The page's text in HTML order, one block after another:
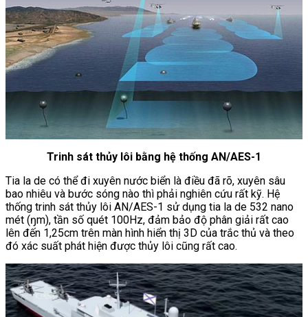
Trinh sát thủy lôi bằng hệ thống AN/AES-1
Tia la de có thể đi xuyên nước biển là điều đã rõ, xuyên sâu
bao nhiêu và bước sóng nào thì phải nghiên cứu rất kỹ. Hệ
thống trinh sát thủy lôi AN/AES-1 sử dụng tia la de 532 nano
mét (ŋm), tần số quét 100Hz, đảm bảo độ phân giải rất cao
lên đến 1,25cm trên màn hình hiển thị 3D của trắc thủ và theo
đó xác suất phát hiện được thủy lôi cũng rất cao.